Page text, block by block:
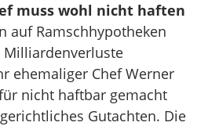
muss wohl nicht haften
auf Ramschhypotheken
Milliardenverluste
ehemaliger Chef Werner
nicht haftbar gemacht
Gutachten. Die